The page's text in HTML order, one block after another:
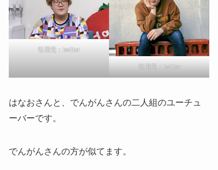
引用元：twitter
引用元：twitter
はなおさんと、でんがんさんの二人組のユーチュ
ーバーです。
でんがんさんの方が似てます。